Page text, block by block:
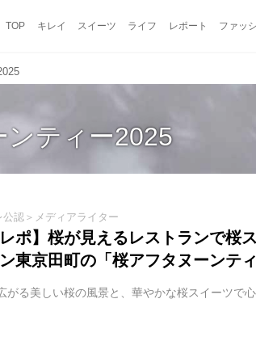
TOP キレイ スイーツ ライフ レポート ファッ
ティー2025
公認＞メディアライター
レポ】桜が見えるレストランで桜
東京田町の「桜アフタヌーンティ
がる美しい桜の風景と、華やかな桜スイーツで